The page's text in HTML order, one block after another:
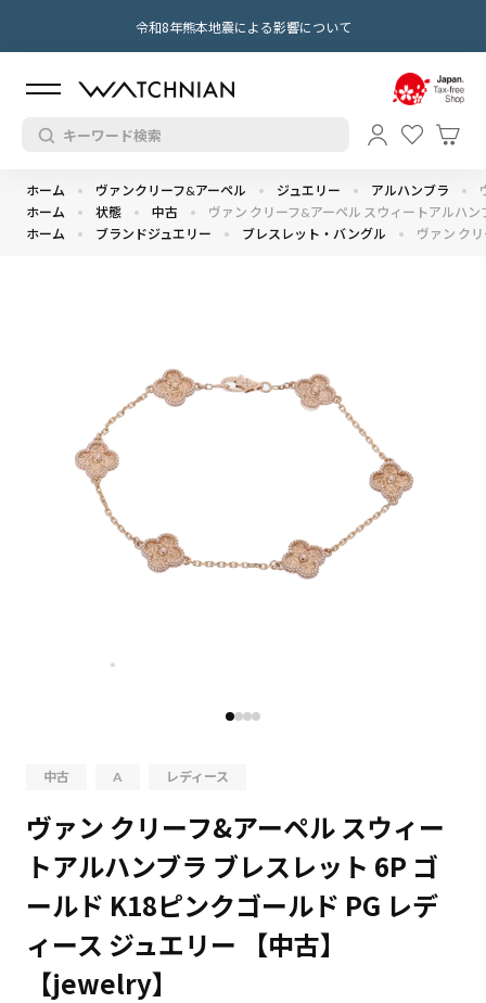
令和8年熊本地震による影響について
ホーム ヴァンクリーフ&アーペル ジュエリー アルハンブラ
ホーム
状態 中古
ヴァン クリーフ&アーペル スウィートアルハ
ホーム
ブランドジュエリー ブレスレット・バングル ヴァン ク
中古 A レディース
ヴァン クリーフ&アーペル スウィー
トアルハンブラ ブレスレット 6P ゴ
ールド K18ピンクゴールド PG レデ
ィース ジュエリー 【中古】
【jewelry】